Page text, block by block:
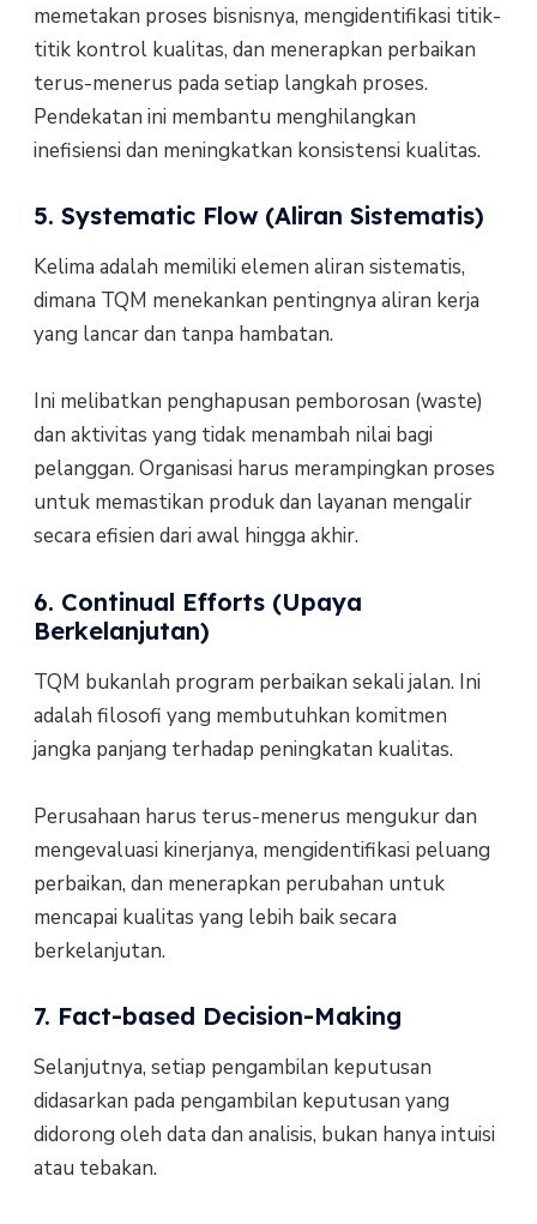
memetakan proses bisnisnya, mengidentifikasi titik-
titik kontrol kualitas, dan menerapkan perbaikan
terus-menerus pada setiap langkah proses.
Pendekatan ini membantu menghilangkan
inefisiensi dan meningkatkan konsistensi kualitas.
5. Systematic Flow (Aliran Sistematis)
Kelima adalah memiliki elemen aliran sistematis,
dimana TQM menekankan pentingnya aliran kerja
yang lancar dan tanpa hambatan.
Ini melibatkan penghapusan pemborosan (waste)
dan aktivitas yang tidak menambah nilai bagi
pelanggan. Organisasi harus merampingkan proses
untuk memastikan produk dan layanan mengalir
secara efisien dari awal hingga akhir.
6. Continual Efforts (Upaya
Berkelanjutan)
TQM bukanlah program perbaikan sekali jalan. Ini
adalah filosofi yang membutuhkan komitmen
jangka panjang terhadap peningkatan kualitas.
Perusahaan harus terus-menerus mengukur dan
mengevaluasi kinerjanya, mengidentifikasi peluang
perbaikan, dan menerapkan perubahan untuk
mencapai kualitas yang lebih baik secara
berkelanjutan.
7. Fact-based Decision-Making
Selanjutnya, setiap pengambilan keputusan
didasarkan pada pengambilan keputusan yang
didorong oleh data dan analisis, bukan hanya intuisi
atau tebakan.